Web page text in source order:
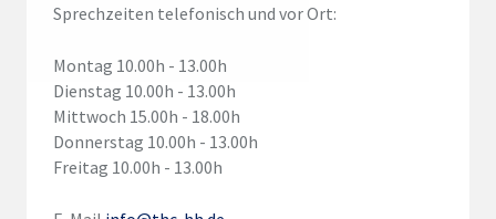
Sprechzeiten telefonisch und vor Ort:
Montag 10.00h - 13.00h
Dienstag 10.00h - 13.00h
Mittwoch 15.00h - 18.00h
Donnerstag 10.00h - 13.00h
Freitag 10.00h - 13.00h